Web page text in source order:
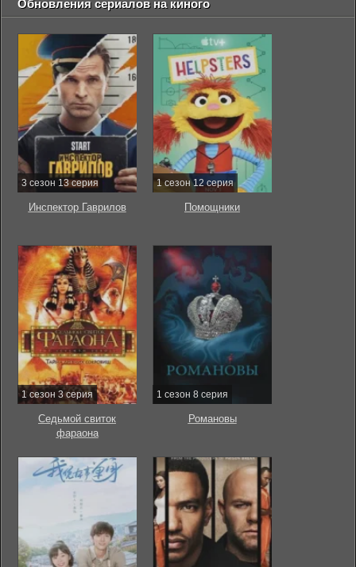
Обновления сериалов на киного
3 сезон 13 серия
Инспектор Гаврилов
1 сезон 12 серия
Помощники
1 сезон 3 серия
Седьмой свиток
фараона
1 сезон 8 серия
Романовы